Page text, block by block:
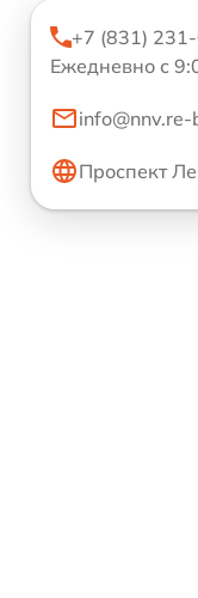
+7 (831)
Ежедневно с
info@nnv.re-
Проспект